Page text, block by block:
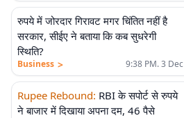
रुपये में जोरदार गिरावट मगर चिंतित नहीं है
सरकार, सीईए ने बताया कि कब सुधरेगी
स्थिति?
Business > 9:38 PM. 3 Dec
Rupee Rebound: RBI के सपोर्ट से रुपये
ने बाजार में दिखाया अपना दम, 46 पैसे